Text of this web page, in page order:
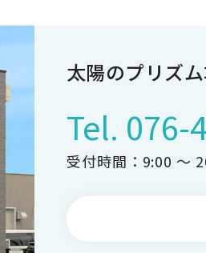
太陽のプリズ
Tel. 076-
受付時間：9:00 ～